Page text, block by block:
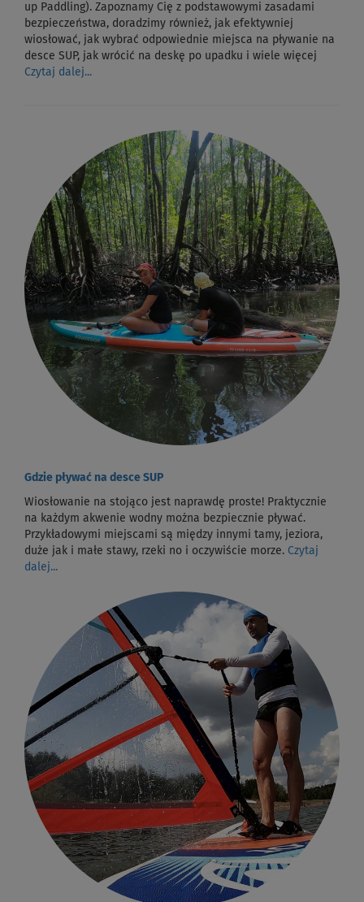
up Paddling). Zapoznamy Cię z podstawowymi zasadami
bezpieczeństwa, doradzimy również, jak efektywniej
wiosłować, jak wybrać odpowiednie miejsca na pływanie na
desce SUP, jak wrócić na deskę po upadku i wiele więcej
Czytaj dalej...
Gdzie pływać na desce SUP
Wiosłowanie na stojąco jest naprawdę proste! Praktycznie
na każdym akwenie wodny można bezpiecznie pływać.
Przykładowymi miejscami są między innymi tamy, jeziora,
duże jak i małe stawy, rzeki no i oczywiście morze. Czytaj
dalej...